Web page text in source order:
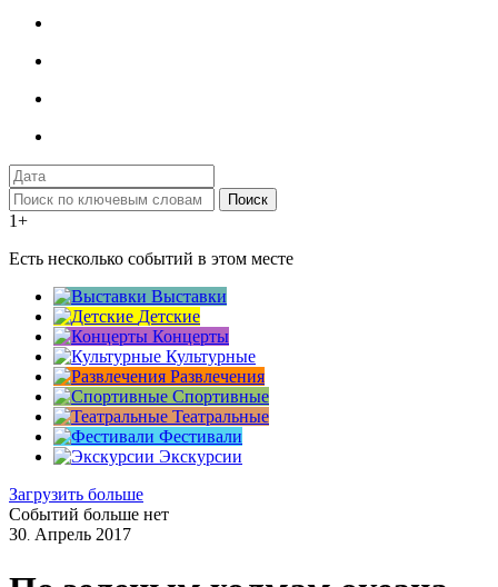
Поиск
1+
Есть несколько событий в этом месте
Выставки
Детские
Концерты
Культурные
Развлечения
Спортивные
Театральные
Фестивали
Экскурсии
Загрузить больше
Событий больше нет
30. Апрель 2017